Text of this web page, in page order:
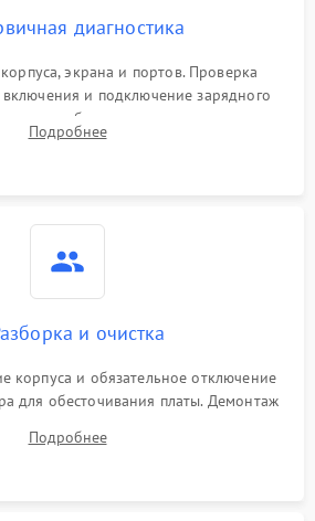
диагностика
экрана и портов. Проверка
и подключение зарядного
потребления тока с помощью
питания для локализации проблемы.
Подробнее
и очистка
корпуса и обязательное отключение
для обесточивания платы. Демонтаж
с кристаллов чипов.
Подробнее